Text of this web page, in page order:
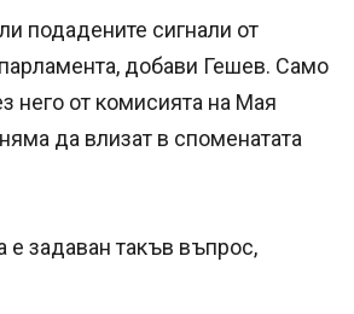
подадените сигнали от
добави Гешев. Само
него от комисията на Мая
да влизат в споменатата
е задаван такъв въпрос,